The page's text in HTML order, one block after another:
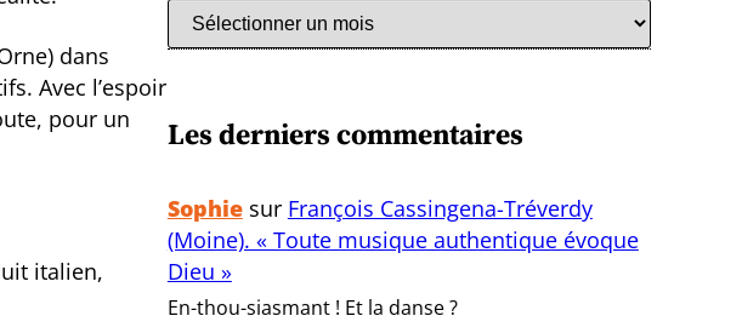
dans
Avec l’espoir
pour un
italien,
Les derniers commentaires
Sophiesur François Cassingena-Tréverdy
(Moine). « Toute musique authentique évoque
Dieu »
En-thou-siasmant ! Et la danse ?